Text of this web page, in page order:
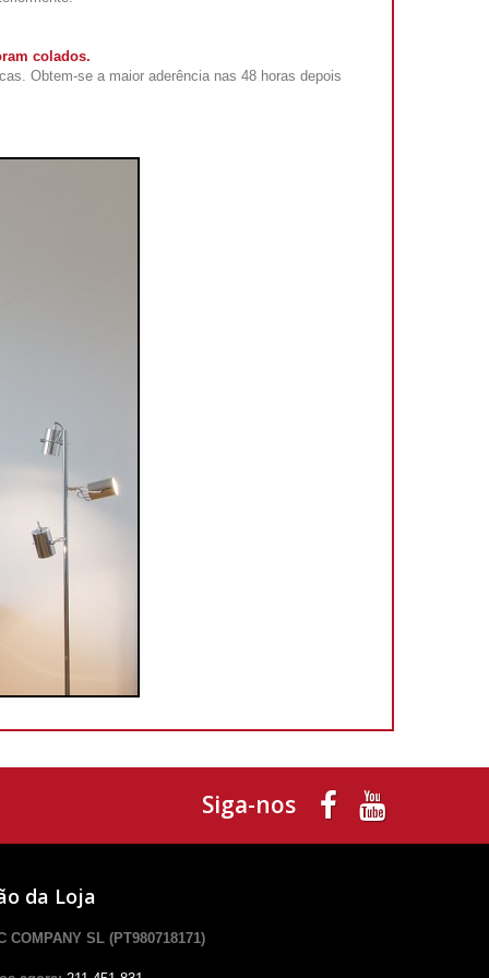
colados.
Obtem-se a maior aderência nas 48 horas depois
Siga-nos
da Loja
COMPANY SL (PT980718171)